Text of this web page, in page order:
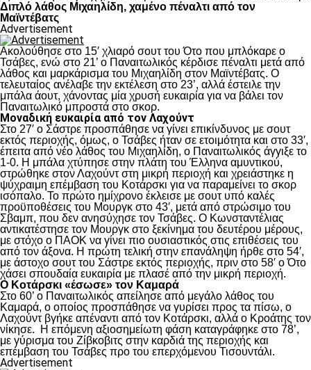
Διπλό λάθος Μιχαηλίδη, χαμένο πέναλτι από τον
Μαϊντέβατς
Advertisement
Ακολούθησε στο 15′ χλιαρό σουτ του Ότο που μπλόκαρε ο
Τσάβες, ενώ στο 21’ ο Παναιτωλικός κέρδισε πέναλτι μετά από
λάθος και μαρκάρισμα του Μιχαηλίδη στον Μαϊντέβατς. Ο
τελευταίος ανέλαβε την εκτέλεση στο 23’, αλλά έστειλε την
μπάλα άουτ, χάνοντας μία χρυσή ευκαιρία για να βάλει τον
Παναιτωλικό μπροστά στο σκορ.
Μοναδική ευκαιρία από τον Λαχούντ
Στο 27′ ο Σάστρε προσπάθησε να γίνει επικίνδυνος με σουτ
εκτός περιοχής, όμως, ο Τσάβες ήταν σε ετοιμότητα και στο 33′,
έπειτα από νέο λάθος του Μιχαηλίδη, ο Παναιτωλικός άγγιξε το
1-0. Η μπάλα χτύπησε στην πλάτη του Έλληνα αμυντικού,
στρώθηκε στον Λαχούντ στη μικρή περιοχή και χρειάστηκε η
ψύχραιμη επέμβαση του Κοτάρσκι για να παραμείνει το σκορ
ισόπαλο. Το πρώτο ημίχρονο έκλεισε με σουτ υπό καλές
προϋποθέσεις του Μουργκ στο 43′, μετά από στρώσιμο του
Σβαμπ, που δεν ανησύχησε τον Τσάβες. Ο Κωνσταντέλιας
αντικατέστησε τον Μουργκ στο ξεκίνημα του δευτέρου μέρους,
με στόχο ο ΠΑΟΚ να γίνει πιο ουσιαστικός στις επιθέσεις του
από τον άξονα. Η πρώτη τελική στην επανάληψη ήρθε στο 54′,
με άστοχο σουτ του Σάστρε εκτός περιοχής, πριν στο 58′ ο Ότο
χάσει σπουδαία ευκαιρία με πλασέ από την μικρή περιοχή.
Ο Κοτάρσκι «έσωσε» τον Καμαρά
Στο 60’ ο Παναιτωλικός απείλησε από μεγάλο λάθος του
Καμαρά, ο οποίος προσπάθησε να γυρίσει προς τα πίσω, ο
Λαχούντ βγήκε απέναντι από τον Κοτάρσκι, αλλά ο Κροάτης τον
νίκησε. Η επόμενη αξιοσημείωτη φάση καταγράφηκε στο 78’,
με γύρισμα του Ζίβκοβιτς στην καρδιά της περιοχής και
επέμβαση του Τσάβες προ του επερχόμενου Τισουντάλι.
Advertisement